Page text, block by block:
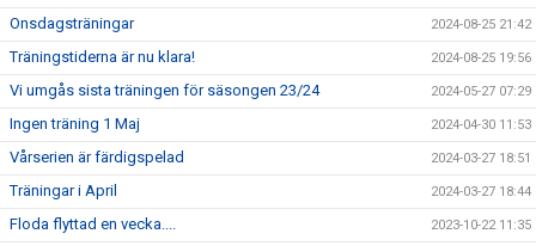
Onsdagsträningar 2024-08-25 21:42
Träningstiderna är nu klara! 2024-08-25 19:56
Vi umgås sista träningen för säsongen 23/24 2024-05-27 07:29
Ingen träning 1 Maj 2024-04-30 11:53
Vårserien är färdigspelad 2024-03-27 18:51
Träningar i April 2024-03-27 18:44
Floda flyttad en vecka.... 2023-10-22 11:35